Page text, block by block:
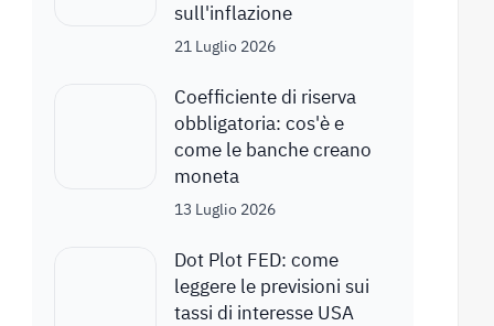
sull'inflazione
21 Luglio 2026
Coefficiente di riserva
obbligatoria: cos'è e
come le banche creano
moneta
13 Luglio 2026
Dot Plot FED: come
leggere le previsioni sui
tassi di interesse USA